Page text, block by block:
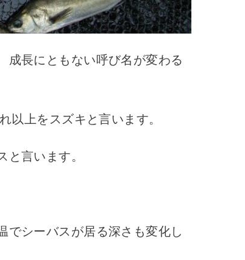
長にともない呼び名が変わる
上をスズキと言います。
言います。
でシーバスが居る深さも変化し